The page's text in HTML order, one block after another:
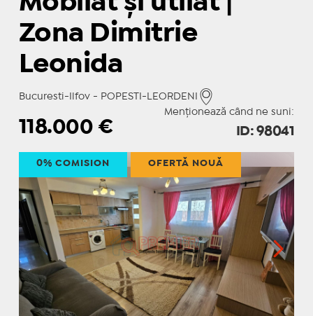
Zona Dimitrie
Leonida
Bucuresti-Ilfov - POPESTI-LEORDENI
Menționează când ne suni:
118.000 € ID: 98041
0% COMISION OFERTĂ NOUĂ